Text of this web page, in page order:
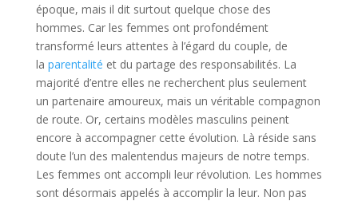
époque, mais il dit surtout quelque chose des
hommes. Car les femmes ont profondément
transformé leurs attentes à l’égard du couple, de
la parentalité et du partage des responsabilités. La
majorité d’entre elles ne recherchent plus seulement
un partenaire amoureux, mais un véritable compagnon
de route. Or, certains modèles masculins peinent
encore à accompagner cette évolution. Là réside sans
doute l’un des malentendus majeurs de notre temps.
Les femmes ont accompli leur révolution. Les hommes
sont désormais appelés à accomplir la leur. Non pas